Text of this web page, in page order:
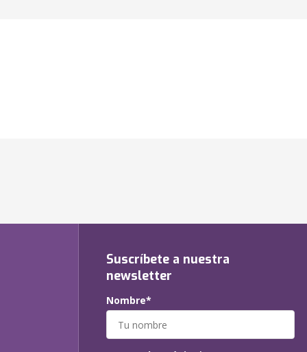
Suscríbete a nuestra
newsletter
Nombre*